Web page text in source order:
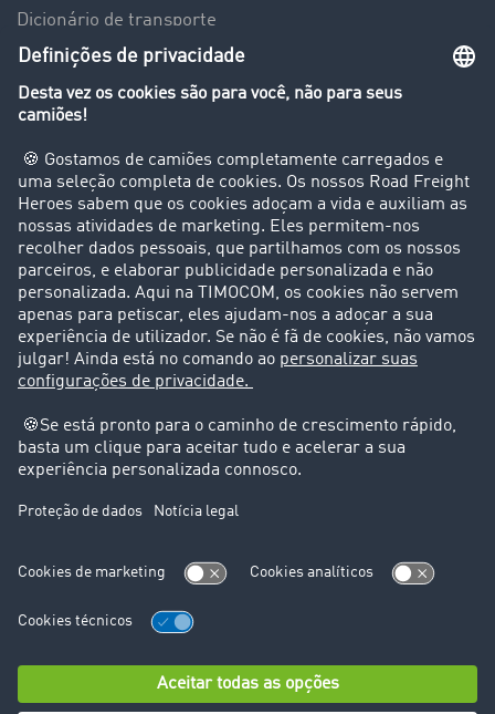
Dicionário de transporte
Visão geral da Bolsa de Cargas
Clientes recomendam clientes
Casos de sucesso
Suporte
Suporte
Avisos legais
Ficha técnica
Condições Gerais